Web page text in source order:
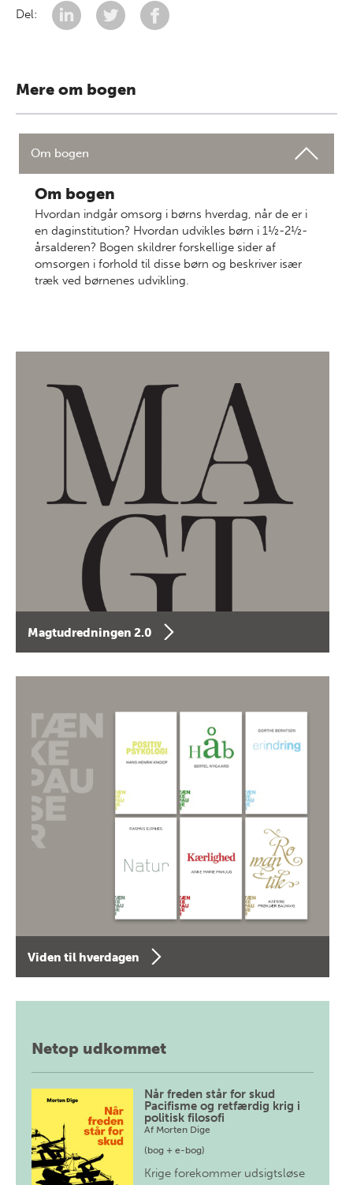
Del:
Mere om bogen
Om bogen
Om bogen
Hvordan indgår omsorg i børns hverdag, når de er i
en daginstitution? Hvordan udvikles børn i 1½-2½-
årsalderen? Bogen skildrer forskellige sider af
omsorgen i forhold til disse børn og beskriver især
træk ved børnenes udvikling.
Magtudredningen 2.0
Viden til hverdagen
Netop udkommet
Når freden står for skud
Pacifisme og retfærdig krig i
politisk filosofi
Af Morten Dige
(bog + e-bog)
Krige forekommer udsigtsløse